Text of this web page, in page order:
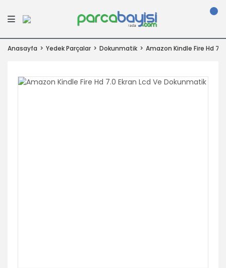
Anasayfa Yedek Parçalar Dokunmatik Amazon Kindle Fire Hd